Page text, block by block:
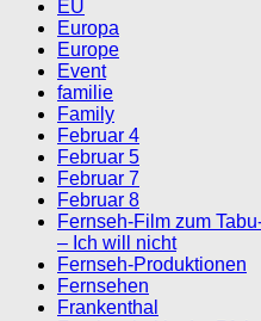
EU
Europa
Europe
Event
familie
Family
Februar 4
Februar 5
Februar 7
Februar 8
Fernseh-Film zum
– Ich will nicht
Fernseh-Produktionen
Fernsehen
Frankenthal